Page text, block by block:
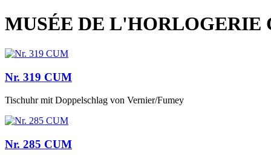
MUSÉE DE L'HORLOGERIE
Nr. 319 CUM
Tischuhr mit Doppelschlag von Vernier/Fumey
Nr. 285 CUM